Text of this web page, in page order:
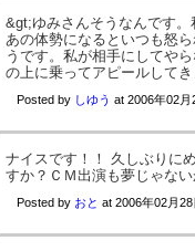
&gt;ゆみさんそうなんです。
あの体勢になるといつも怒
うです。私が相手にしてや
の上に乗ってアピールしてき
Posted by しゆう at 2006年02月
ナイスです！！ 久しぶりに
すか？ＣＭ出演も夢じゃない
Posted by おと at 2006年02月28